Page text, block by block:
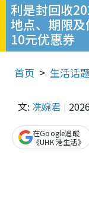
利是封回收
地点、期限
10元优惠券
首页 生活话题
文: 冼婉君
在Google追蹤
《UHK 港生活》